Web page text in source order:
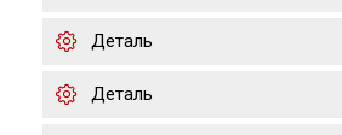
Деталь
Деталь